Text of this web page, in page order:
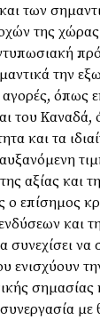
των
της
την
όπως
του Καναδά,
και τα
αξίας και
επίσημος
και
να
ενισχύουν
με